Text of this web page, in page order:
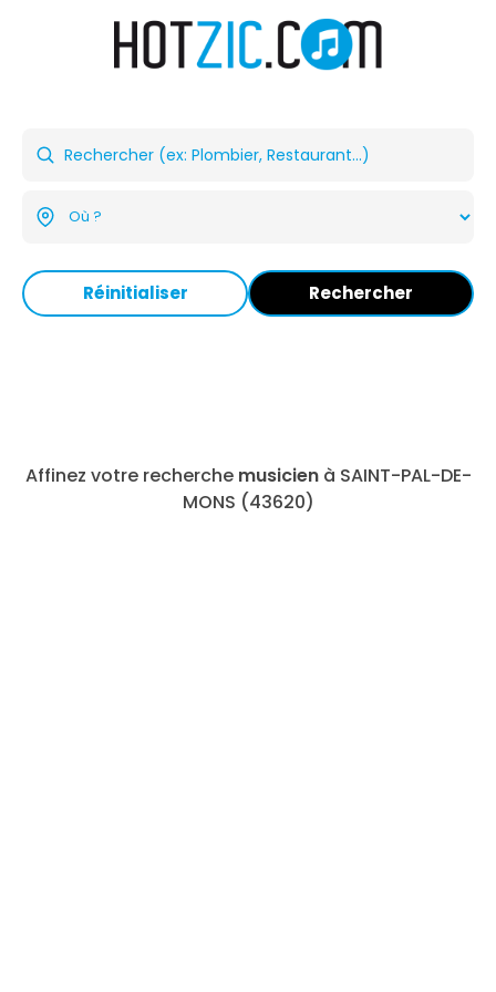
Réinitialiser Rechercher
Affinez votre recherche musicienà SAINT-PAL-DE-
MONS (43620)